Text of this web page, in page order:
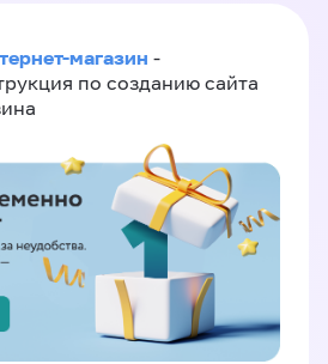
магазин -
по созданию сайта